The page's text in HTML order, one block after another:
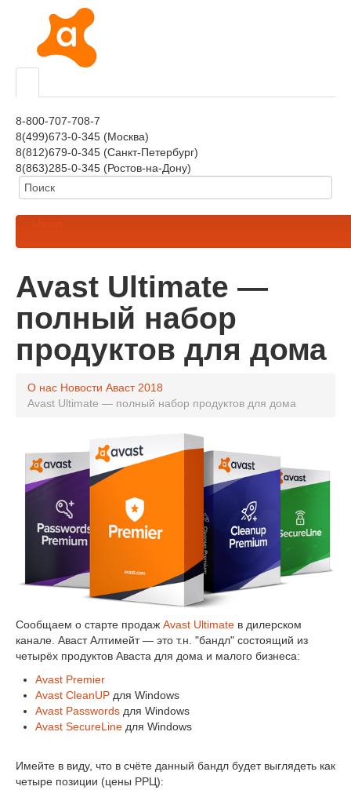
8-800-707-708-7
8(499)673-0-345 (Москва)
8(812)679-0-345 (Санкт-Петербург)
8(863)285-0-345 (Ростов-на-Дону)
Avast Ultimate —
полный набор
продуктов для дома
О нас Новости Аваст 2018
Avast Ultimate — полный набор продуктов для дома
Cообщаем о старте продаж Avast Ultimate в дилерском
канале. Аваст Алтимейт — это т.н. "бандл" состоящий из
четырёх продуктов Аваста для дома и малого бизнеса:
Avast Premier
Avast CleanUP для Windows
Avast Passwords для Windows
Avast SecureLine для Windows
Имейте в виду, что в счёте данный бандл будет выглядеть как
четыре позиции (цены РРЦ):